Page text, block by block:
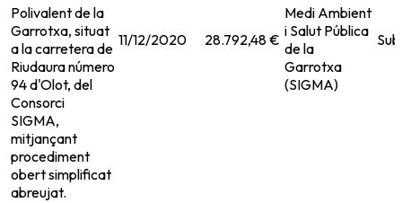
Polivalent de la
Garrotxa, situat
a la carretera de
Riudaura número
94 d'Olot, del
Consorci
SIGMA,
mitjançant
procediment
obert simplificat
abreujat.
11/12/2020 28.792,48 €
Medi Ambient
i Salut Pública
de la
Garrotxa
(SIGMA)